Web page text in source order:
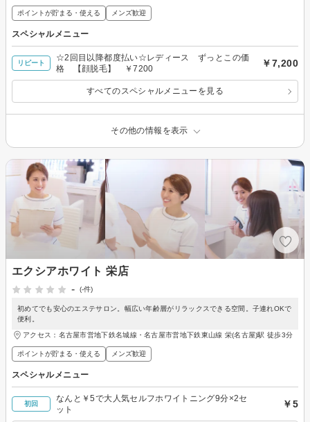
ポイントが貯まる・使える メンズ歓迎
スペシャルメニュー
リピート
☆2回目以降都度払い☆レディース ずっとこの価
格 【顔脱毛】 ￥7200
￥7,200
すべてのスペシャルメニューを見る
その他の情報を表示
エクシアホワイト 栄店
-
(-件)
初めてでも安心のエステサロン。幅広い年齢層がリラックスできる空間。子連れOKで
便利。
アクセス：名古屋市営地下鉄名城線・名古屋市営地下鉄東山線 栄(名古屋)駅 徒歩3分
ポイントが貯まる・使える メンズ歓迎
スペシャルメニュー
初回
なんと￥5で大人気セルフホワイトニング9分×2セ
ット
￥5